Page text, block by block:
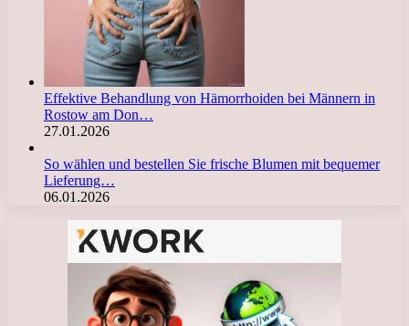
Effektive Behandlung von Hämorrhoiden bei Männern in
Rostow am Don…
27.01.2026
So wählen und bestellen Sie frische Blumen mit bequemer
Lieferung…
06.01.2026